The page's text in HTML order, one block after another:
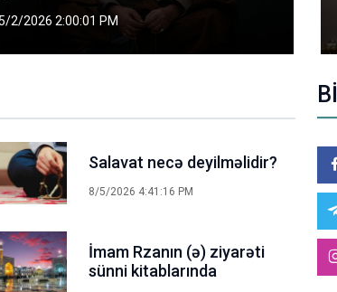
4/29/2026 11:10:01 AM
Salavat necə deyilməlidir?
8/5/2026 4:41:16 PM
İmam Rzanın (ə) ziyarəti
sünni kitablarında